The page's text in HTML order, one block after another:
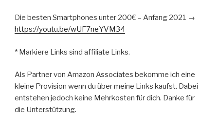
Die besten Smartphones unter 200€ – Anfang 2021 →
https://youtu.be/wUF7neYVM34
​* Markiere Links sind affiliate Links.
Als Partner von Amazon Associates bekomme ich eine
kleine Provision wenn du über meine Links kaufst. Dabei
entstehen jedoch keine Mehrkosten für dich. Danke für
die Unterstützung.